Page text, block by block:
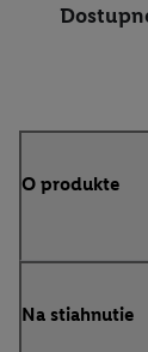
O produkte
Na stiahnutie